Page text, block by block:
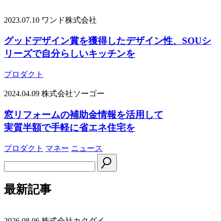
2023.07.10 ワンド株式会社
グッドデザイン賞を獲得したデザイン性、SOUシ
リーズで自分らしいキッチンを
プロダクト
2024.04.09 株式会社ソーゴー
窓リフォームの補助金情報を活用して
実質半額で手軽に省エネ住宅を
プロダクト マネー ニュース
最新記事